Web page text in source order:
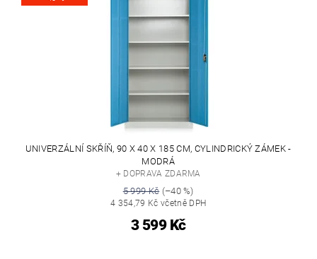
UNIVERZÁLNÍ SKŘÍŇ, 90 X 40 X 185 CM, CYLINDRICKÝ ZÁMEK -
MODRÁ
+ DOPRAVA ZDARMA
5 999 Kč(–40 %)
4 354,79 Kč včetně DPH
3 599 Kč